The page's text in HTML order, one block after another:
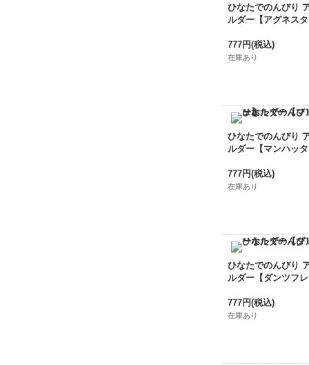
ひなたでのんびり
ルダー【アグネス
777円(税込)
在庫あり
ひなたでのんびり
ルダー【マンハッ
777円(税込)
在庫あり
ひなたでのんびり
ルダー【ダンツフ
777円(税込)
在庫あり